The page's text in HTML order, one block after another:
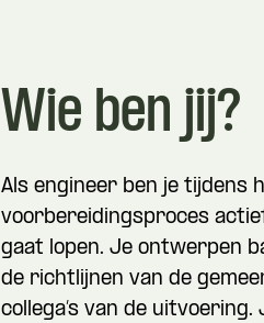
Wie ben jij?
Als engineer ben je tijdens
voorbereidingsproces
gaat lopen. Je ontwerpen
de richtlijnen van de
collega’s van de